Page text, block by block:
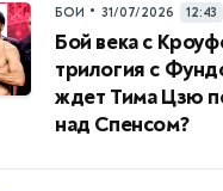
БОИ • 31/07/2026 12:43
Бой века с
трилогия с
ждет Тима Цзю
над Спенсом?